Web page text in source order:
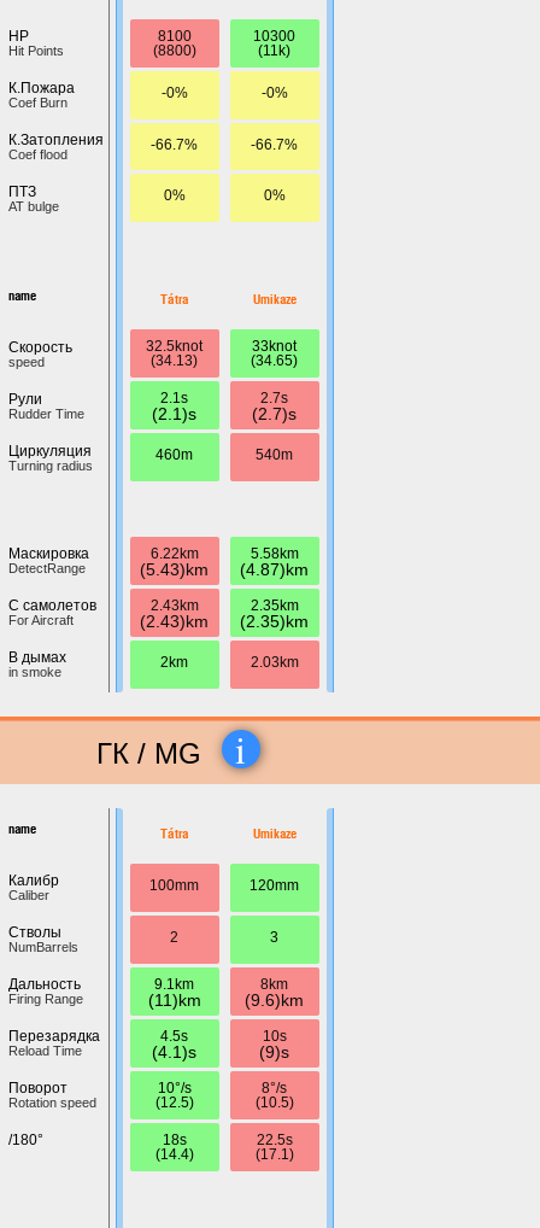
HP
Hit Points
К.Пожара
Coef Burn
К.Затопления
Coef flood
ПТЗ
AT bulge
name
Скорость
speed
Рули
Rudder Time
Циркуляция
Turning radius
Маскировка
DetectRange
С самолетов
For Aircraft
В дымах
in smoke
8100
(8800)
-0%
-66.7%
0%
Tátra
32.5knot
(34.13)
2.1s
(2.1)s
460m
6.22km
(5.43)km
2.43km
(2.43)km
2km
10300
(11k)
-0%
-66.7%
0%
Umikaze
33knot
(34.65)
2.7s
(2.7)s
540m
5.58km
(4.87)km
2.35km
(2.35)km
2.03km
ГК / MG i
name
Калибр
Caliber
Стволы
NumBarrels
Дальность
Firing Range
Перезарядка
Reload Time
Поворот
Rotation speed
/180°
Tátra
100mm
2
9.1km
(11)km
4.5s
(4.1)s
10°/s
(12.5)
18s
(14.4)
Umikaze
120mm
3
8km
(9.6)km
10s
(9)s
8°/s
(10.5)
22.5s
(17.1)